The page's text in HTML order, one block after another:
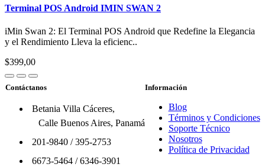
Terminal POS Android IMIN SWAN 2
iMin Swan 2: El Terminal POS Android que Redefine la Elegancia
y el Rendimiento Lleva la eficienc..
$399,00
Contáctanos
Betania Villa Cáceres,
Calle Buenos Aires, Panamá
201-9840/395-2753
6673-5464/6346-3901
Información
Blog
Términos y Condiciones
Soporte Técnico
Nosotros
Política de Privacidad